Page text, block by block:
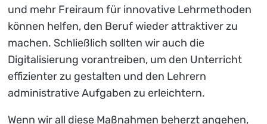
und mehr Freiraum für innovative Lehrmethoden
können helfen, den Beruf wieder attraktiver zu
machen. Schließlich sollten wir auch die
Digitalisierung vorantreiben, um den Unterricht
effizienter zu gestalten und den Lehrern
administrative Aufgaben zu erleichtern.
Wenn wir all diese Maßnahmen beherzt angehen,